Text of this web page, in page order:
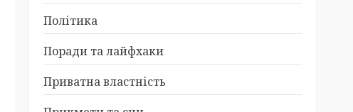
Політика
Поради та лайфхаки
Приватна властність